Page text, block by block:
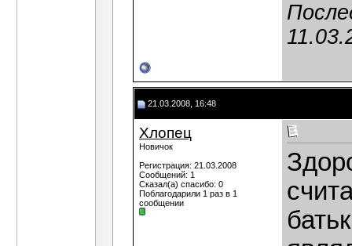
21.03.2008, 16:48
Хлопец
Новичок
Регистрация: 21.03.2008
Сообщений: 1
Сказал(а) спасибо: 0
Поблагодарили 1 раз в 1
сообщении